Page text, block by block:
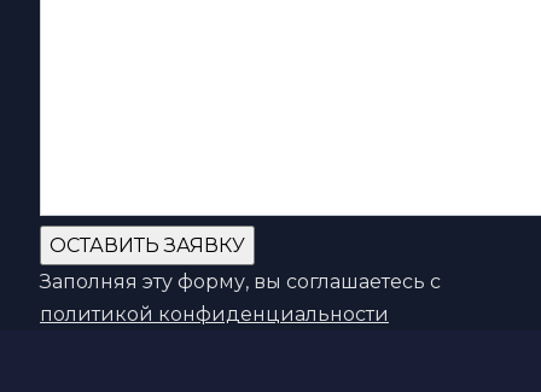
Заполняя эту форму, вы соглашаетесь с
политикой конфиденциальности